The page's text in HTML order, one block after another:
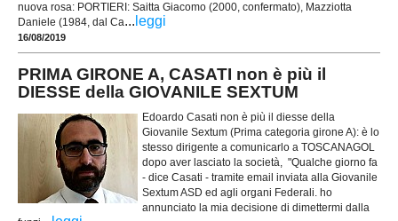
nuova rosa: PORTIERI: Saitta Giacomo (2000, confermato), Mazziotta
Daniele (1984, dal Ca... leggi
16/08/2019
PRIMA GIRONE A, CASATI non è più il
DIESSE della GIOVANILE SEXTUM
Edoardo Casati non è più il diesse della
Giovanile Sextum (Prima categoria girone A): è lo
stesso dirigente a comunicarlo a TOSCANAGOL
dopo aver lasciato la società, "Qualche giorno fa
- dice Casati - tramite email inviata alla Giovanile
Sextum ASD ed agli organi Federali. ho
annunciato la mia decisione di dimettermi dalla